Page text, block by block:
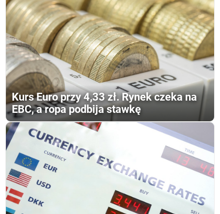
Kurs Euro przy 4,33 zł. Rynek czeka na
EBC, a ropa podbija stawkę